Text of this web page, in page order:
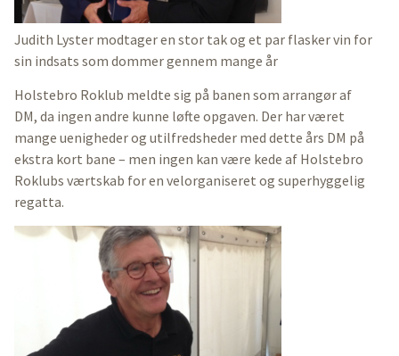
Judith Lyster modtager en stor tak og et par flasker vin for
sin indsats som dommer gennem mange år
Holstebro Roklub meldte sig på banen som arrangør af
DM, da ingen andre kunne løfte opgaven. Der har været
mange uenigheder og utilfredsheder med dette års DM på
ekstra kort bane – men ingen kan være kede af Holstebro
Roklubs værtskab for en velorganiseret og superhyggelig
regatta.